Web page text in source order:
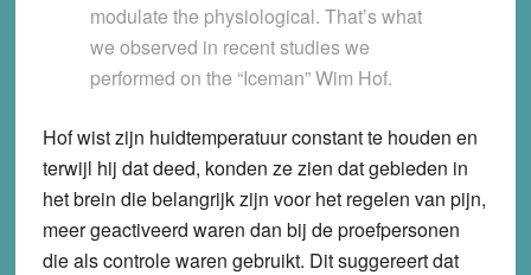
modulate the physiological. That’s what
we observed in recent studies we
performed on the “Iceman” Wim Hof.
Hof wist zijn huidtemperatuur constant te houden en
terwijl hij dat deed, konden ze zien dat gebieden in
het brein die belangrijk zijn voor het regelen van pijn,
meer geactiveerd waren dan bij de proefpersonen
die als controle waren gebruikt. Dit suggereert dat